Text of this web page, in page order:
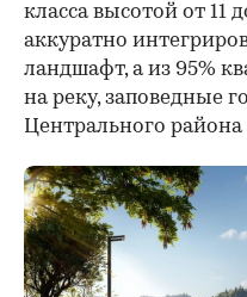
класса высотой от 11
аккуратно
ландшафт, а из 95%
на реку, заповедные
Центрального района